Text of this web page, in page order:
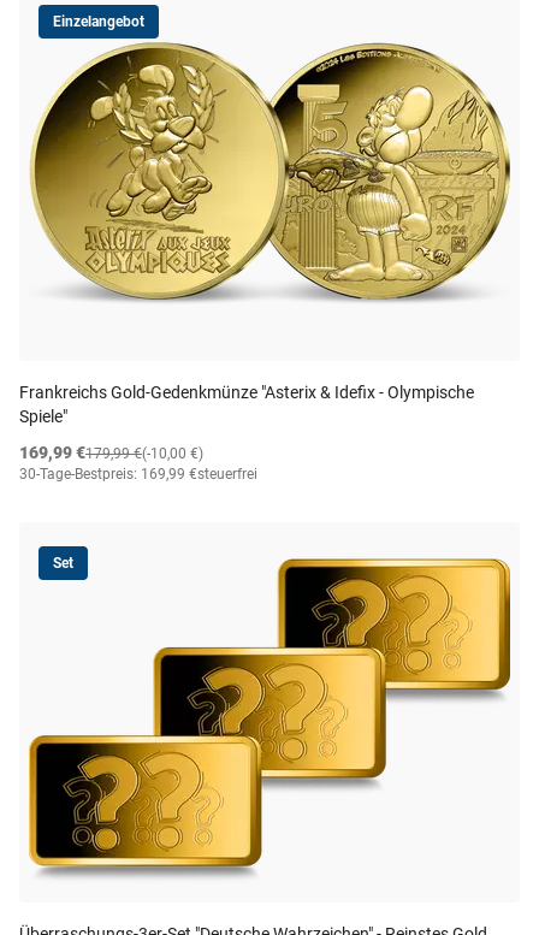
Einzelangebot
Frankreichs Gold-Gedenkmünze "Asterix & Idefix - Olympische
Spiele"
169,99 €
(-10,00 €)
179,99 €
30-Tage-Bestpreis: 169,99 €steuerfrei
Set